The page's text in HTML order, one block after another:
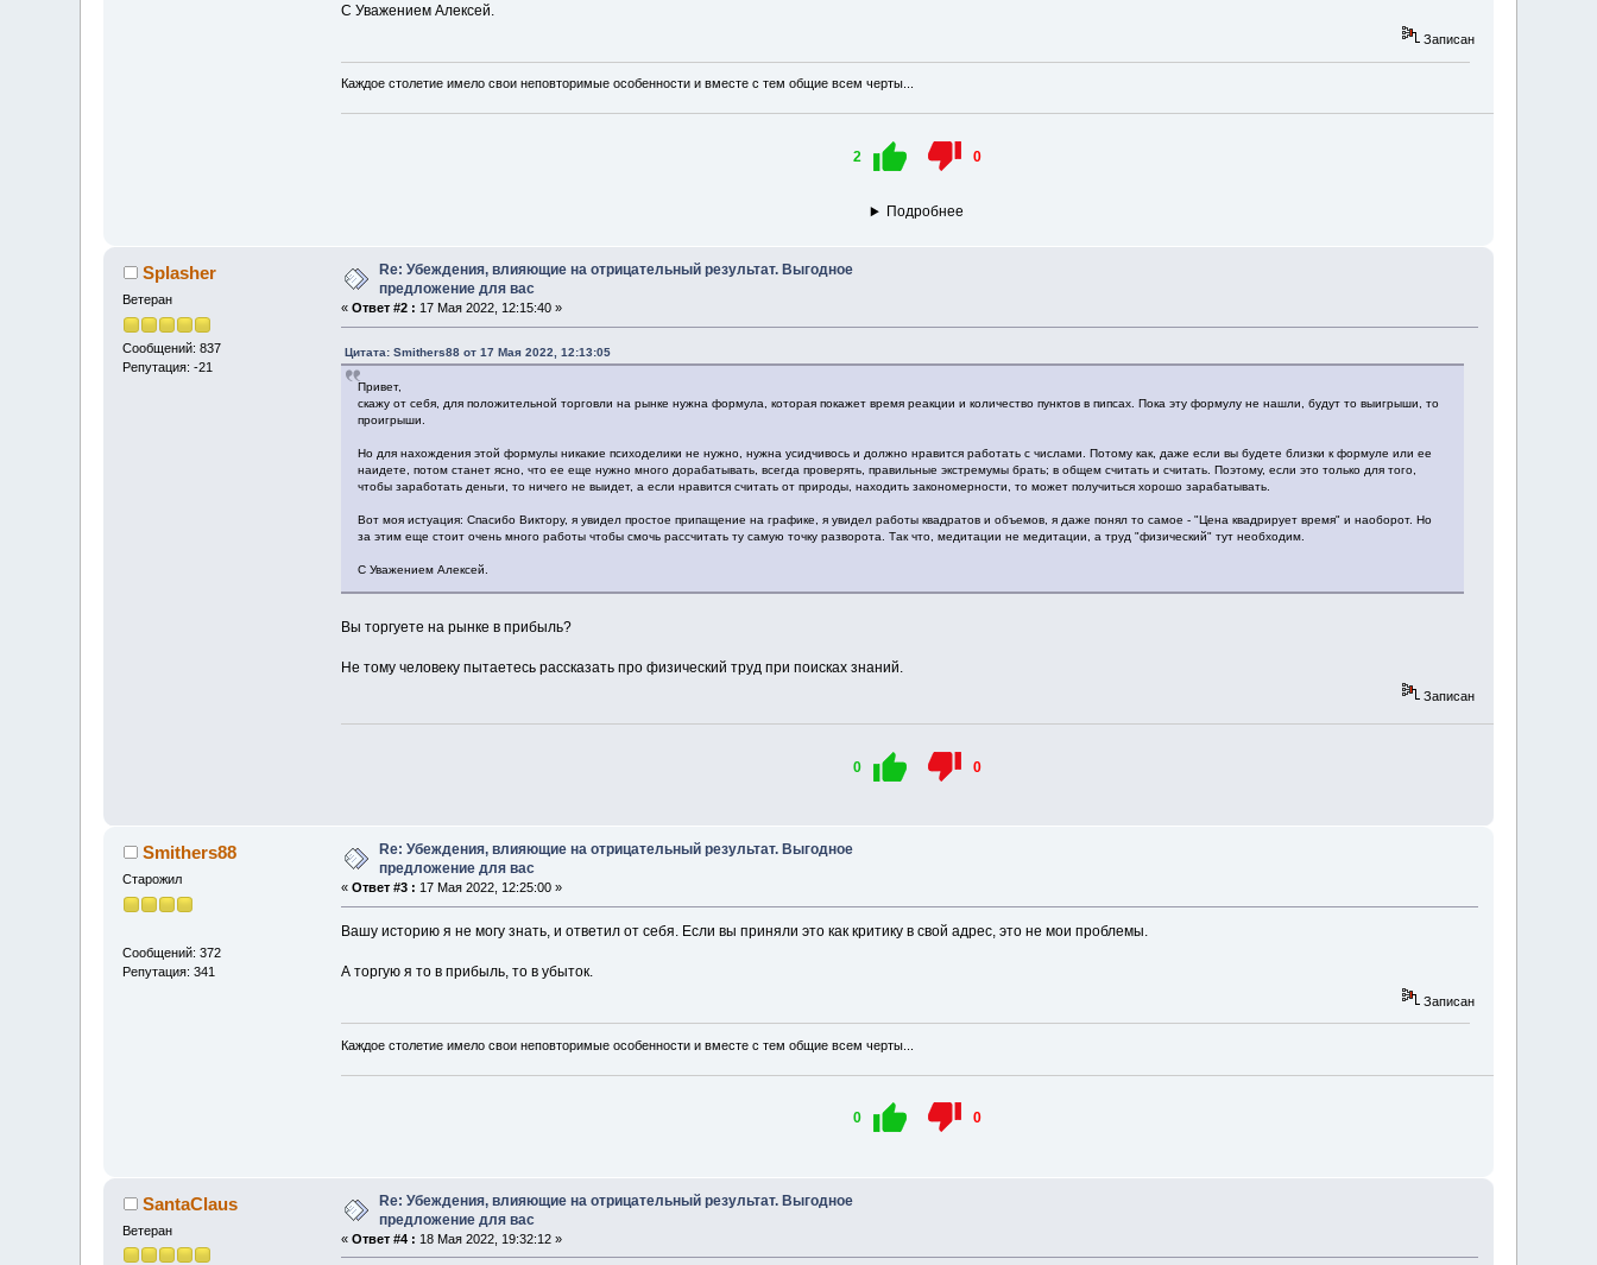
С Уважением Алексей.
Записан
Каждое столетие имело свои неповторимые особенности и вместе с тем общие всем черты...
2 0
Подробнее
Splasher
Ветеран
Сообщений: 837
Репутация: -21
Re: Убеждения, влияющие на отрицательный результат. Выгодное
предложение для вас
« Ответ #2 : 17 Мая 2022, 12:15:40 »
Цитата: Smithers88 от 17 Мая 2022, 12:13:05
Привет,
скажу от себя, для положительной торговли на рынке нужна формула, которая покажет время реакции и количество пунктов в пипсах. Пока эту формулу не нашли, будут то выигрыши, то
проигрыши.
Но для нахождения этой формулы никакие психоделики не нужно, нужна усидчивось и должно нравится работать с числами. Потому как, даже если вы будете близки к формуле или ее
наидете, потом станет ясно, что ее еще нужно много дорабатывать, всегда проверять, правильные экстремумы брать; в общем считать и считать. Поэтому, если это только для того,
чтобы заработать деньги, то ничего не выидет, а если нравится считать от природы, находить закономерности, то может получиться хорошо зарабатывать.
Вот моя истуация: Спасибо Виктору, я увидел простое припащение на графике, я увидел работы квадратов и объемов, я даже понял то самое - "Цена квадрирует время" и наоборот. Но
за этим еще стоит очень много работы чтобы смочь рассчитать ту самую точку разворота. Так что, медитации не медитации, а труд "физический" тут необходим.
С Уважением Алексей.
Вы торгуете на рынке в прибыль?
Не тому человеку пытаетесь рассказать про физический труд при поисках знаний.
Записан
0 0
Smithers88
Старожил
Сообщений: 372
Репутация: 341
Re: Убеждения, влияющие на отрицательный результат. Выгодное
предложение для вас
« Ответ #3 : 17 Мая 2022, 12:25:00 »
Вашу историю я не могу знать, и ответил от себя. Если вы приняли это как критику в свой адрес, это не мои проблемы.
А торгую я то в прибыль, то в убыток.
Записан
Каждое столетие имело свои неповторимые особенности и вместе с тем общие всем черты...
0 0
SantaClaus
Ветеран
Re: Убеждения, влияющие на отрицательный результат. Выгодное
предложение для вас
« Ответ #4 : 18 Мая 2022, 19:32:12 »